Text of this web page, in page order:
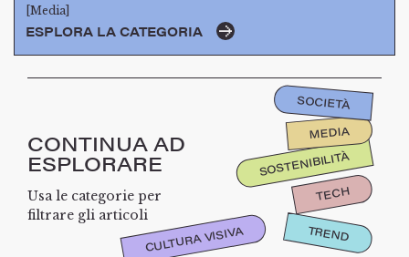
[Media]
ESPLORA LA CATEGORIA
CONTINUA AD
ESPLORARE
Usa le categorie per
filtrare gli articoli
SOSTENIBILITÀ
TECH
MEDIA
CULTURA VISIVA
SOCIETÀ
TREND